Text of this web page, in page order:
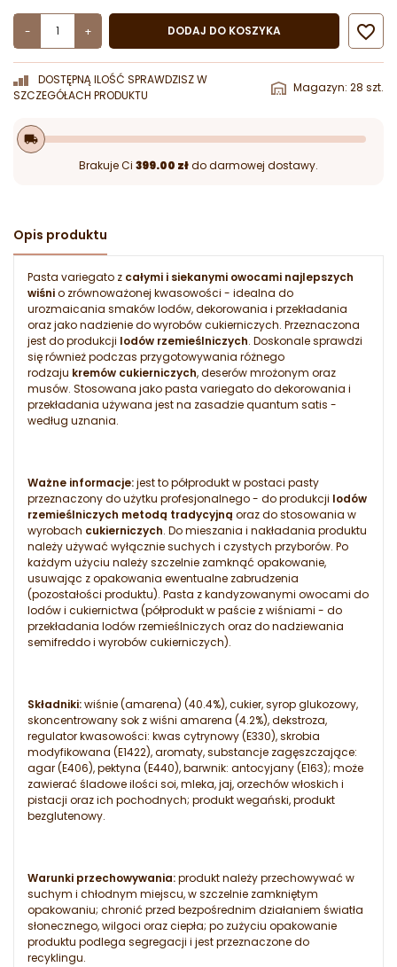
- + DODAJ DO KOSZYKA 
DOSTĘPNĄ ILOŚĆ SPRAWDZISZ W
SZCZEGÓŁACH PRODUKTU
Magazyn: 28 szt.
local_shipping
Brakuje Ci 399.00 złdo darmowej dostawy.
Opis produktu
Pasta variegato z całymi i siekanymi owocami najlepszych
wiśnio zrównoważonej kwasowości - idealna do
urozmaicania smaków lodów, dekorowania i przekładania
oraz jako nadzienie do wyrobów cukierniczych. Przeznaczona
jest do produkcji lodów rzemieślniczych. Doskonale sprawdzi
się również podczas przygotowywania różnego
rodzaju kremów cukierniczych, deserów mrożonym oraz
musów. Stosowana jako pasta variegato do dekorowania i
przekładania używana jest na zasadzie quantum satis -
według uznania.
Ważne informacje:jest to półprodukt w postaci pasty
przeznaczony do użytku profesjonalnego - do produkcji lodów
rzemieślniczych metodą tradycyjną oraz do stosowania w
wyrobach cukierniczych. Do mieszania i nakładania produktu
należy używać wyłącznie suchych i czystych przyborów. Po
każdym użyciu należy szczelnie zamknąć opakowanie,
usuwając z opakowania ewentualne zabrudzenia
(pozostałości produktu). Pasta z kandyzowanymi owocami do
lodów i cukiernictwa (półprodukt w paście z wiśniami - do
przekładania lodów rzemieślniczych oraz do nadziewania
semifreddo i wyrobów cukierniczych).
Składniki:wiśnie (amarena) (40.4%), cukier, syrop glukozowy,
skoncentrowany sok z wiśni amarena (4.2%), dekstroza,
regulator kwasowości: kwas cytrynowy (E330), skrobia
modyfikowana (E1422), aromaty, substancje zagęszczające:
agar (E406), pektyna (E440), barwnik: antocyjany (E163); może
zawierać śladowe ilości soi, mleka, jaj, orzechów włoskich i
pistacji oraz ich pochodnych; produkt wegański, produkt
bezglutenowy.
Warunki przechowywania:produkt należy przechowywać w
suchym i chłodnym miejscu, w szczelnie zamkniętym
opakowaniu; chronić przed bezpośrednim działaniem światła
słonecznego, wilgoci oraz ciepła; po zużyciu opakowanie
produktu podlega segregacji i jest przeznaczone do
recyklingu.